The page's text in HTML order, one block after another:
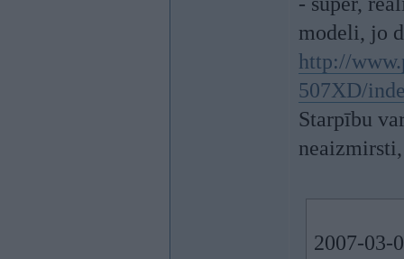
modeli, jo
http://
507XD/
Starpību
2007-03-